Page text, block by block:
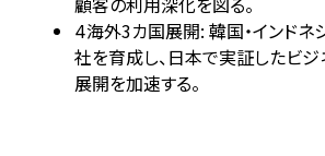
4海外3カ国展開: 韓国・インドネ
社を育成し、日本で実証したビ
展開を加速する。